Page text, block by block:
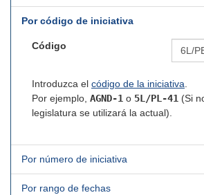
Por código de iniciativa
Código
Introduzca el código de la iniciativa.
Por ejemplo, AGND-1 o 5L/PL-41 (Si
legislatura se utilizará la actual).
Por número de iniciativa
Por rango de fechas